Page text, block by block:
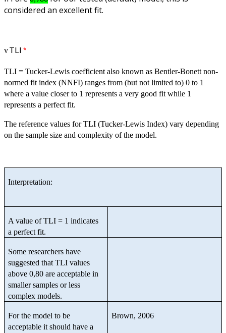
considered an excellent fit.
vTLI *
TLI = Tucker-Lewis coefficient also known as Bentler-Bonett non-
normed fit index (NNFI) ranges from (but not limited to) 0 to 1
where a value closer to 1 represents a very good fit while 1
represents a perfect fit.
The reference values for TLI (Tucker-Lewis Index) vary depending
on the sample size and complexity of the model.
Interpretation:
A value of TLI = 1 indicates
a perfect fit.
Some researchers have
suggested that TLI values
above 0,80 are acceptable in
smaller samples or less
complex models.
For the model to be
acceptable it should have a
Brown, 2006